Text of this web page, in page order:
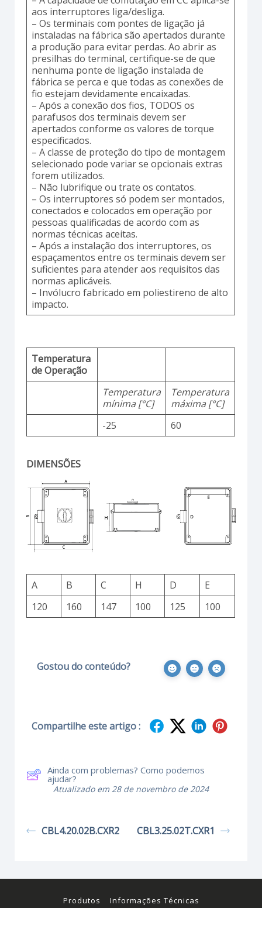
aos interruptores liga/desliga.
– Os terminais com pontes de ligação já
instaladas na fábrica são apertados durante
a produção para evitar perdas. Ao abrir as
presilhas do terminal, certifique-se de que
nenhuma ponte de ligação instalada de
fábrica se perca e que todas as conexões de
fio estejam devidamente encaixadas.
– Após a conexão dos fios, TODOS os
parafusos dos terminais devem ser
apertados conforme os valores de torque
especificados.
– A classe de proteção do tipo de montagem
selecionado pode variar se opcionais extras
forem utilizados.
– Não lubrifique ou trate os contatos.
– Os interruptores só podem ser montados,
conectados e colocados em operação por
pessoas qualificadas de acordo com as
normas técnicas aceitas.
– Após a instalação dos interruptores, os
espaçamentos entre os terminais devem ser
suficientes para atender aos requisitos das
normas aplicáveis.
– Invólucro fabricado em poliestireno de alto
impacto.
Temperatura
de Operação
Temperatura
mínima [°C]
Temperatura
máxima [°C]
-25
60
DIMENSÕES
A B C H D
E
120
160 147 100 125 100
Gostou do conteúdo?
Compartilhe este artigo :
Ainda com problemas? Como podemos
ajudar?
Atualizado em 28 de novembro de 2024
CBL4.20.02B.CXR2 CBL3.25.02T.CXR1
Produtos
Informações Técnicas